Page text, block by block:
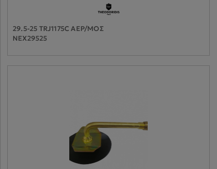
29.5-25 TRJ1175C ΑΕΡ/ΜΟΣ
NEX29525